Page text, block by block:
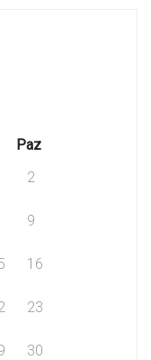
Paz
2
9
16
23
30